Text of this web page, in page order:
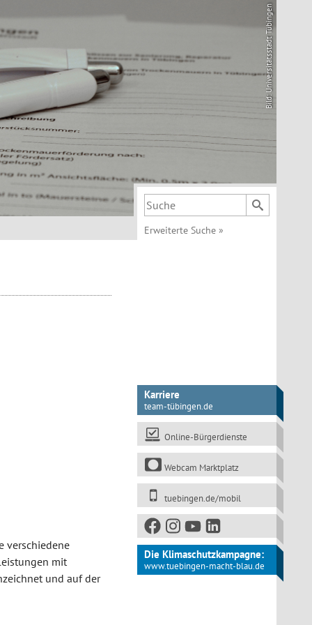
Bild: Universitätsstadt Tübingen
Suchbegriff
Erweiterte Suche »
verschiedene
mit
und auf der
Karriere
team-tübingen.de
Online-Bürgerdienste
Webcam Marktplatz
tuebingen.de/mobil
Die Klimaschutzkampagne:
www.tuebingen-macht-blau.de